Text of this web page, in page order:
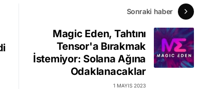
Sonraki haber
Magic Eden, Tahtını
Tensor'a Bırakmak
İstemiyor: Solana Ağına
Odaklanacaklar
1 MAYIS 2023